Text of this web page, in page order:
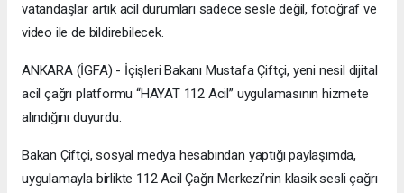
vatandaşlar artık acil durumları sadece sesle değil, fotoğraf ve
video ile de bildirebilecek.
ANKARA (İGFA) - İçişleri Bakanı Mustafa Çiftçi, yeni nesil dijital
acil çağrı platformu “HAYAT 112 Acil” uygulamasının hizmete
alındığını duyurdu.
Bakan Çiftçi, sosyal medya hesabından yaptığı paylaşımda,
uygulamayla birlikte 112 Acil Çağrı Merkezi’nin klasik sesli çağrı